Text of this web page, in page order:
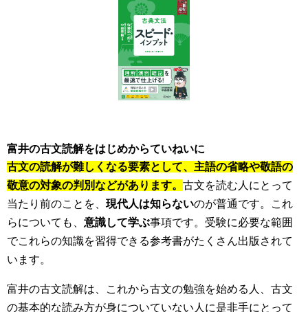
富井の古文読解をはじめからていねいに
古文の読解が難しくなる要素として、主語の省略や敬語の
敬意の対象の判別などがあります。 古文を読む人にとって
当たり前のことを、 現代人は知らないのが普通です。これ
らについても、 意識して学ぶ事項です。受験に必要な範囲
でこれらの知識を習得できる参考書がたくさん出版されて
います。
富井の古文読解は、これから古文の勉強を始める人、古文
の基本的な読み方が身についていない人に是非手にとって